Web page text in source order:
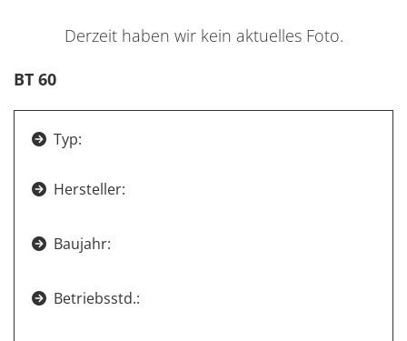
Derzeit haben wir kein aktuelles Foto.
BT 60
 Typ:
 Hersteller:
 Baujahr:
 Betriebsstd.: